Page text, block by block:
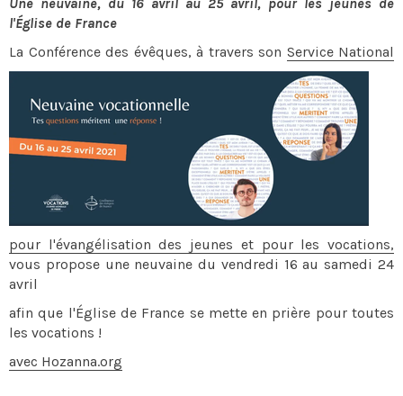
l'Église de France
La Conférence des évêques, à travers son Service National
pour l'évangélisation des jeunes et pour les vocations,
vous propose une neuvaine du vendredi 16 au samedi 24
avril
afin que l'Église de France se mette en prière pour toutes
les vocations !
avec Hozanna.org